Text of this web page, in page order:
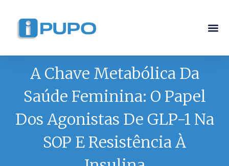
A Chave Metabólica Da
Saúde Feminina: O Papel
Dos Agonistas De GLP-1 Na
SOP E Resistência À